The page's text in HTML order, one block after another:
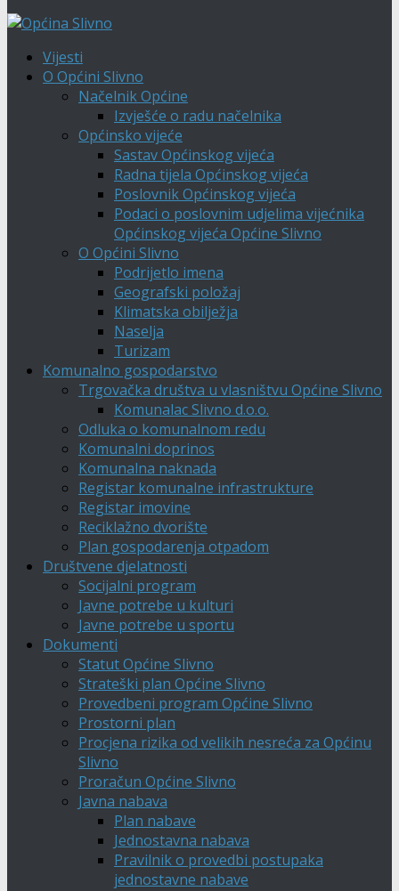
Vijesti
O Općini Slivno
Načelnik Općine
Izvješće o radu načelnika
Općinsko vijeće
Sastav Općinskog vijeća
Radna tijela Općinskog vijeća
Poslovnik Općinskog vijeća
Podaci o poslovnim udjelima vijećnika
Općinskog vijeća Općine Slivno
O Općini Slivno
Podrijetlo imena
Geografski položaj
Klimatska obilježja
Naselja
Turizam
Komunalno gospodarstvo
Trgovačka društva u vlasništvu Općine Slivno
Komunalac Slivno d.o.o.
Odluka o komunalnom redu
Komunalni doprinos
Komunalna naknada
Registar komunalne infrastrukture
Registar imovine
Reciklažno dvorište
Plan gospodarenja otpadom
Društvene djelatnosti
Socijalni program
Javne potrebe u kulturi
Javne potrebe u sportu
Dokumenti
Statut Općine Slivno
Strateški plan Općine Slivno
Provedbeni program Općine Slivno
Prostorni plan
Procjena rizika od velikih nesreća za Općinu
Slivno
Proračun Općine Slivno
Javna nabava
Plan nabave
Jednostavna nabava
Pravilnik o provedbi postupaka
jednostavne nabave